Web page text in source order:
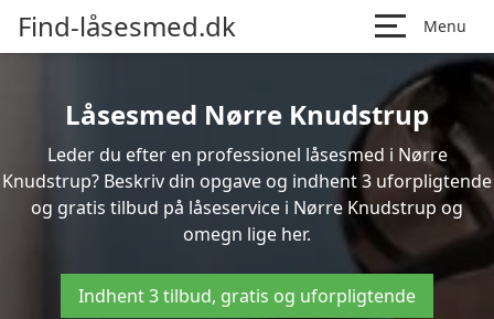
Find-låsesmed.dk Menu
Låsesmed Nørre Knudstrup
Leder du efter en professionel låsesmed i Nørre
Knudstrup? Beskriv din opgave og indhent 3 uforpligtende
og gratis tilbud på låseservice i Nørre Knudstrup og
omegn lige her.
Indhent 3 tilbud, gratis og uforpligtende